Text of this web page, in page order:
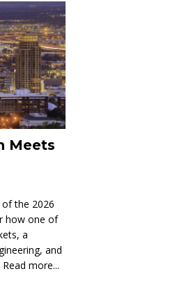
Meets
the 2026
how one of
a
and
Read more...